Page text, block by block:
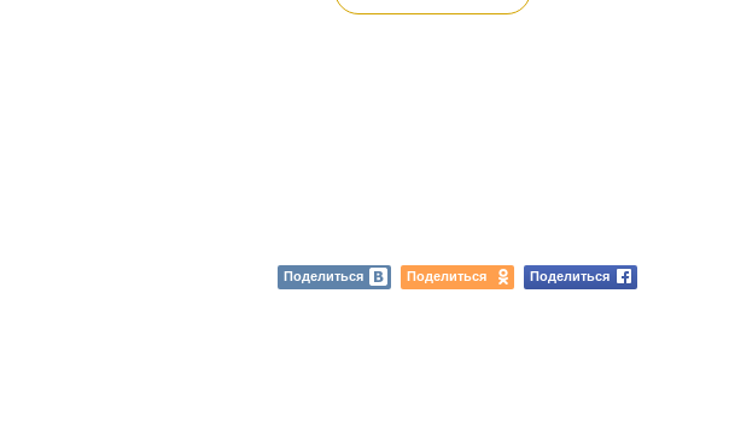
Поделиться Поделиться Поделиться